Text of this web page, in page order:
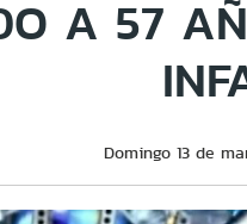
A 57
Domingo 13 de